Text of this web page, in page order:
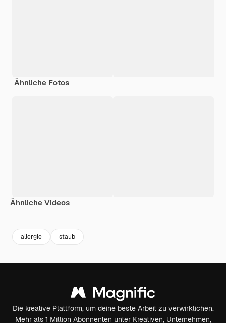
Ähnliche Fotos
Ähnliche Videos
allergie staub
Die kreative Plattform, um deine beste Arbeit zu verwirklichen.
Mehr als 1 Million Abonnenten unter Kreativen, Unternehmen,